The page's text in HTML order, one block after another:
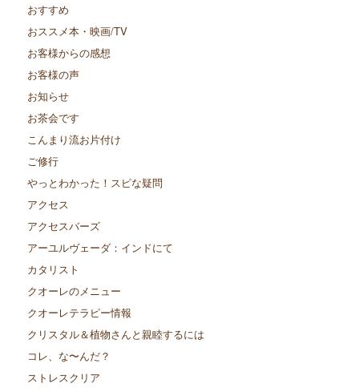
おすすめ
おススメ本・映画/TV
お客様からの感想
お客様の声
お知らせ
お茶会です
こんまり流お片付け
ご修行
やっとわかった！スピな疑問
アクセス
アクセスバーズ
アーユルヴェーダ：インドにて
カタリスト
クオーレのメニュー
クオーレテラピー情報
クリスタル＆植物さんと親睦するには
コレ、な〜んだ？
ストレスクリア